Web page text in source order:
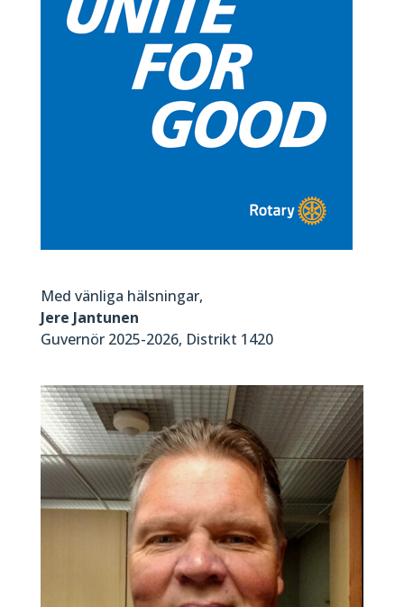
Med vänliga hälsningar,
Jere Jantunen
Guvernör 2025-2026, Distrikt 1420